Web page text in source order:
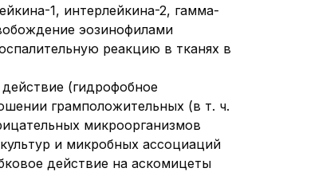
1, интерлейкина-2, гамма-
эозинофилами
реакцию в тканях в
(гидрофобное
грамположительных (в т. ч.
микроорганизмов
и микробных ассоциаций
действие на аскомицеты